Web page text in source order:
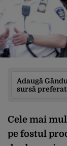
Adaugă
sursă
Cele mai
pe fostul